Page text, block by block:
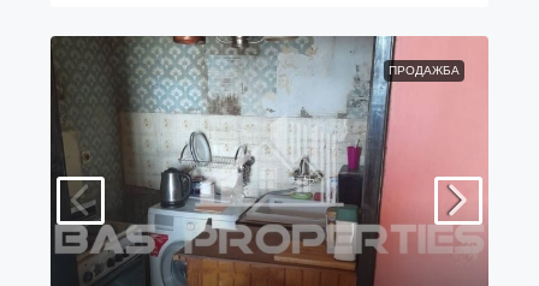
ПРОДАЖБА